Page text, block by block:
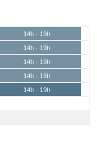
14h - 19h
14h - 19h
14h - 19h
14h - 19h
14h - 19h